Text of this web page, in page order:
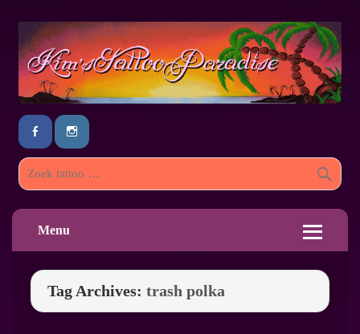
Menu
Tag Archives: trash polka